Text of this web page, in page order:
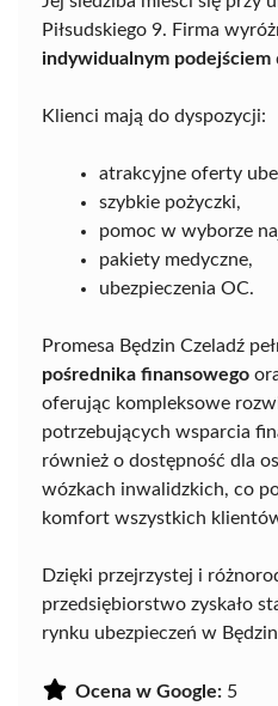
Piłsudskiego 9. Firma
indywidualnym podejściem
Klienci mają do dyspozycji:
atrakcyjne oferty
szybkie pożyczki,
pomoc w wyborze
pakiety medyczne,
ubezpieczenia OC.
Promesa Będzin Czeladź
pośrednika finansowego
oferując kompleksowe
potrzebujących wsparcia
również o dostępność dla
wózkach inwalidzkich, co
komfort wszystkich
Dzięki przejrzystej i
przedsiębiorstwo zyskało
rynku ubezpieczeń w
Ocena w Google: 5